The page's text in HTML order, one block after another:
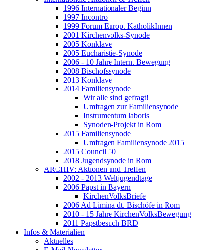
1996 Internationaler Beginn
1997 Incontro
1999 Forum Europ. KatholikInnen
2001 Kirchenvolks-Synode
2005 Konklave
2005 Eucharistie-Synode
2006 - 10 Jahre Intern. Bewegung
2008 Bischofssynode
2013 Konklave
2014 Familiensynode
Wir alle sind gefragt!
Umfragen zur Familiensynode
Instrumentum laboris
Synoden-Projekt in Rom
2015 Familiensynode
Umfragen Familiensynode 2015
2015 Council 50
2018 Jugendsynode in Rom
ARCHIV: Aktionen und Treffen
2002 - 2013 Weltjugendtage
2006 Papst in Bayern
KirchenVolksBriefe
2006 Ad Limina dt. Bischöfe in Rom
2010 - 15 Jahre KirchenVolksBewegung
2011 Papstbesuch BRD
Infos & Materialien
Aktuelles